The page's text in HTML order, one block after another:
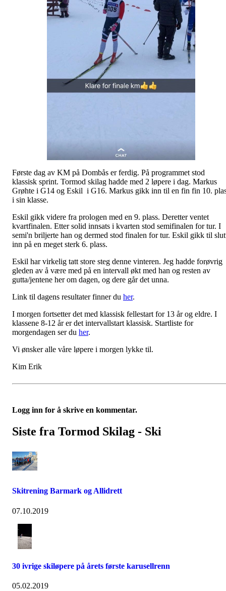
Første dag av KM på Dombås er ferdig. På programmet stod
klassisk sprint. Tormod skilag hadde med 2 løpere i dag. Markus
Grøhte i G14 og Eskil i G16. Markus gikk inn til en fin fin 10.
i sin klasse.
Eskil gikk videre fra prologen med en 9. plass. Deretter ventet
kvartfinalen. Etter solid innsats i kvarten stod semifinalen for tur. I
semi'n briljerte han og dermed stod finalen for tur. Eskil gikk til
inn på en meget sterk 6. plass.
Eskil har virkelig tatt store steg denne vinteren. Jeg hadde forøvrig
gleden av å være med på en intervall økt med han og resten av
gutta/jentene her om dagen, og dere går det unna.
Link til dagens resultater finner du her.
I morgen fortsetter det med klassisk fellestart for 13 år og eldre. I
klassene 8-12 år er det intervallstart klassisk. Startliste for
morgendagen ser du her.
Vi ønsker alle våre løpere i morgen lykke til.
Kim Erik
Logg inn for å skrive en kommentar.
Siste fra Tormod Skilag - Ski
Skitrening Barmark og Allidrett
07.10.2019
30 ivrige skiløpere på årets første karusellrenn
05.02.2019